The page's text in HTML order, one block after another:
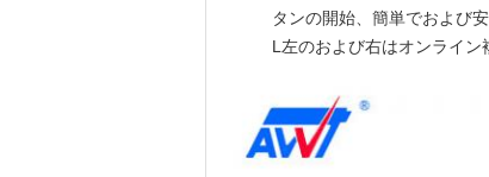
タンの開始、簡単でおよび
L左のおよび右はオンライ